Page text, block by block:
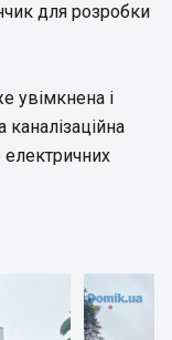
для розробки
увімкнена і